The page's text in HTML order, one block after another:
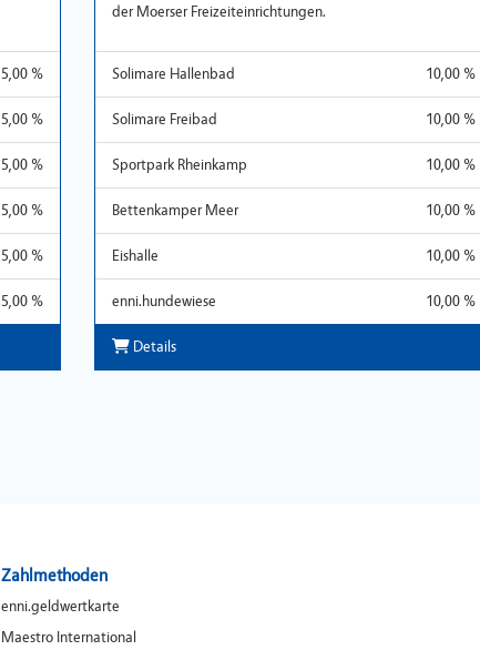
5,00 %
5,00 %
5,00 %
5,00 %
5,00 %
5,00 %
der Moerser Freizeiteinrichtungen.
Solimare Hallenbad 10,00 %
Solimare Freibad 10,00 %
Sportpark Rheinkamp 10,00 %
Bettenkamper Meer 10,00 %
Eishalle 10,00 %
enni.hundewiese 10,00 %
Details
Zahlmethoden
enni.geldwertkarte
Maestro International